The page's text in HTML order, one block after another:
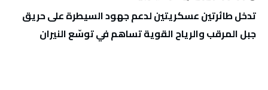
تدخل طائرتين عسكريتين لدعم جهود السيطرة على حريق
جبل المرقب والرياح القوية تساهم في توسّع النيران